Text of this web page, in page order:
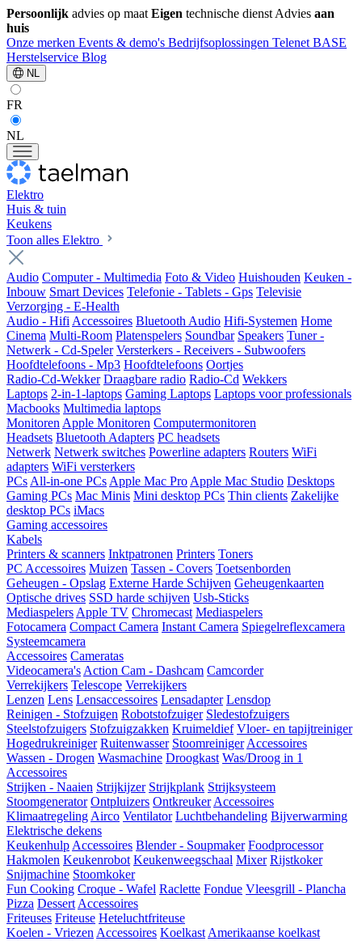
Persoonlijk advies op maat Eigen technische dienst Advies aan
huis
Onze merken Events & demo's Bedrijfsoplossingen Telenet BASE
Herstelservice Blog
NL
FR
NL
Elektro
Huis & tuin
Keukens
Toon alles Elektro
Audio Computer - Multimedia Foto & Video Huishouden Keuken -
Inbouw Smart Devices Telefonie - Tablets - Gps Televisie
Verzorging - E-Health
Audio - Hifi Accessoires Bluetooth Audio Hifi-Systemen Home
Cinema Multi-Room Platenspelers Soundbar Speakers Tuner -
Netwerk - Cd-Speler Versterkers - Receivers - Subwoofers
Hoofdtelefoons - Mp3 Hoofdtelefoons Oortjes
Radio-Cd-Wekker Draagbare radio Radio-Cd Wekkers
Laptops 2-in-1-laptops Gaming Laptops Laptops voor professionals
Macbooks Multimedia laptops
Monitoren Apple Monitoren Computermonitoren
Headsets Bluetooth Adapters PC headsets
Netwerk Netwerk switches Powerline adapters Routers WiFi
adapters WiFi versterkers
PCs All-in-one PCs Apple Mac Pro Apple Mac Studio Desktops
Gaming PCs Mac Minis Mini desktop PCs Thin clients Zakelijke
desktop PCs iMacs
Gaming accessoires
Kabels
Printers & scanners Inktpatronen Printers Toners
PC Accessoires Muizen Tassen - Covers Toetsenborden
Geheugen - Opslag Externe Harde Schijven Geheugenkaarten
Optische drives SSD harde schijven Usb-Sticks
Mediaspelers Apple TV Chromecast Mediaspelers
Fotocamera Compact Camera Instant Camera Spiegelreflexcamera
Systeemcamera
Accessoires Cameratas
Videocamera's Action Cam - Dashcam Camcorder
Verrekijkers Telescope Verrekijkers
Lenzen Lens Lensaccessoires Lensadapter Lensdop
Reinigen - Stofzuigen Robotstofzuiger Sledestofzuigers
Steelstofzuigers Stofzuigzakken Kruimeldief Vloer- en tapijtreiniger
Hogedrukreiniger Ruitenwasser Stoomreiniger Accessoires
Wassen - Drogen Wasmachine Droogkast Was/Droog in 1
Accessoires
Strijken - Naaien Strijkijzer Strijkplank Strijksysteem
Stoomgenerator Ontpluizers Ontkreuker Accessoires
Klimaatregeling Airco Ventilator Luchtbehandeling Bijverwarming
Elektrische dekens
Keukenhulp Accessoires Blender - Soupmaker Foodprocessor
Hakmolen Keukenrobot Keukenweegschaal Mixer Rijstkoker
Snijmachine Stoomkoker
Fun Cooking Croque - Wafel Raclette Fondue Vleesgrill - Plancha
Pizza Dessert Accessoires
Friteuses Friteuse Heteluchtfriteuse
Koelen - Vriezen Accessoires Koelkast Amerikaanse koelkast